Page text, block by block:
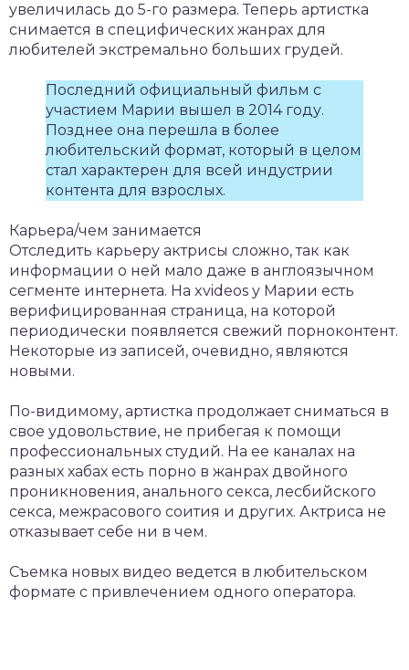
увеличилась до 5-го размера. Теперь артистка
снимается в специфических жанрах для
любителей экстремально больших грудей.
Последний официальный фильм с
участием Марии вышел в 2014 году.
Позднее она перешла в более
любительский формат, который в целом
стал характерен для всей индустрии
контента для взрослых.
Карьера/чем занимается
Отследить карьеру актрисы сложно, так как
информации о ней мало даже в англоязычном
сегменте интернета. На xvideos у Марии есть
верифицированная страница, на которой
периодически появляется свежий порноконтент.
Некоторые из записей, очевидно, являются
новыми.
По-видимому, артистка продолжает сниматься в
свое удовольствие, не прибегая к помощи
профессиональных студий. На ее каналах на
разных хабах есть порно в жанрах двойного
проникновения, анального секса, лесбийского
секса, межрасового соития и других. Актриса не
отказывает себе ни в чем.
Съемка новых видео ведется в любительском
формате с привлечением одного оператора.